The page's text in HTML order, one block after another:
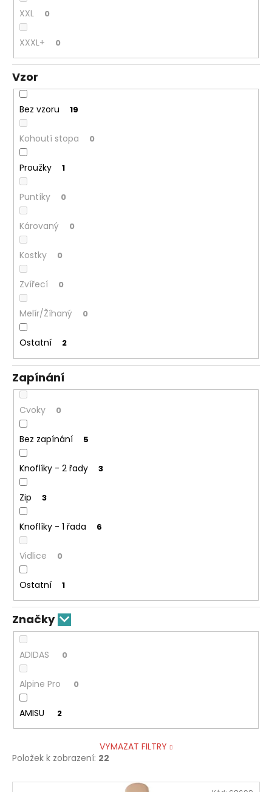
XXL 0
XXXL+ 0
Vzor
Bez vzoru 19
Kohoutí stopa 0
Proužky 1
Puntíky 0
Károvaný 0
Kostky 0
Zvířecí 0
Melír/Žíhaný 0
Ostatní 2
Zapínání
Cvoky 0
Bez zapínání 5
Knoflíky - 2 řady 3
Zip 3
Knoflíky - 1 řada 6
Vidlice 0
Ostatní 1
Značky
ADIDAS 0
Alpine Pro 0
AMISU 2
VYMAZAT FILTRY
Položek k zobrazení: 22